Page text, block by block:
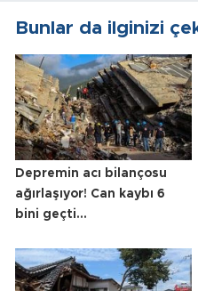
Bunlar da ilginizi
Depremin acı bilançosu
ağırlaşıyor! Can kaybı 6
bini geçti...